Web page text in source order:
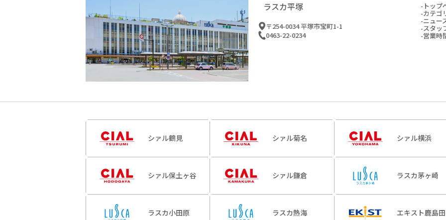
ラスカ平塚
〒254-0034 平塚市宝町1-1
0463-22-0234
トップ
カテゴ
ニュー
スタッ
営業時
シァル鶴見 シァル菊名 シァル横浜
シァル保土ヶ谷 シァル鎌倉 ラスカ茅ヶ崎
ラスカ小田原 ラスカ熱海 エキスト鹿島田